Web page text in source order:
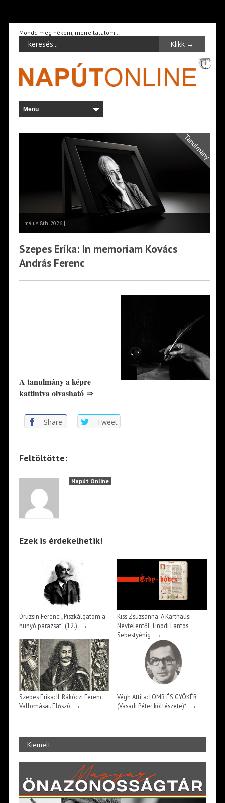
Mondd meg nékem, merre találom…
Tanulmány
május 8th, 2026 |
Szepes Erika: In memoriam Kovács
András Ferenc
A tanulmány a képre
kattintva olvasható ⇒
Share Tweet
Feltöltötte:
Napút Online
Ezek is érdekelhetik!
Druzsin Ferenc: „Piszkálgatom a
hunyó parazsat” (12.) →
Kiss Zsuzsánna: A Karthausi
Névtelentől Tinódi Lantos
Sebestyénig →
Szepes Erika: II. Rákóczi Ferenc
Vallomásai. Előszó →
Végh Attila: LOMB ÉS GYÖKÉR
(Vasadi Péter költészete)*→
Kiemelt